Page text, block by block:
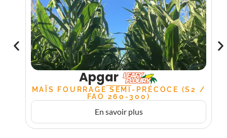
Apgar
MAÏS FOURRAGE SEMI-PRÉCOCE (S2 /
FAO 260-300)
En savoir plus